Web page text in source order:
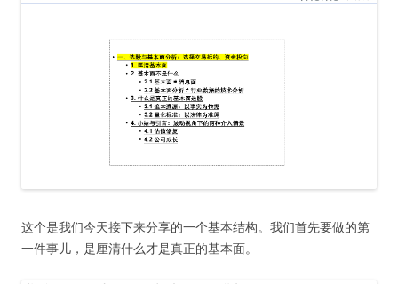
这个是我们今天接下来分享的一个基本结构。我们首先要做的第
一件事儿，是厘清什么才是真正的基本面。